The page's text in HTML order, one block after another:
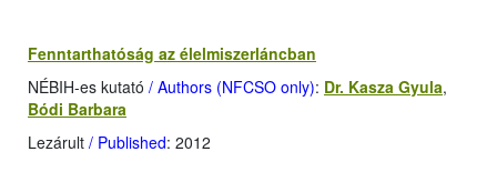
Fenntarthatóság az élelmiszerláncban
NÉBIH-es kutató / Authors (NFCSO only): Dr. Kasza Gyula,
Bódi Barbara
Lezárult / Published: 2012